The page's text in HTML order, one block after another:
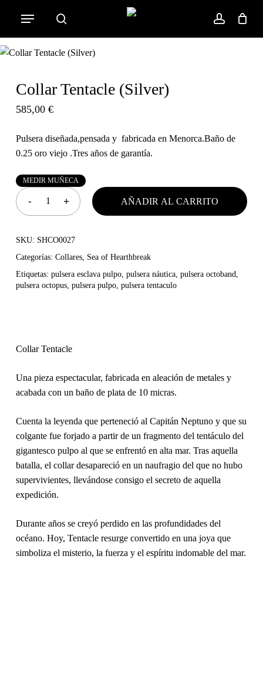
main
content
search account
Menu
Cart
Close
Collar Tentacle (Silver)
585,00 €
Pulsera diseñada,pensada y fabricada en Menorca.Baño de
0.25 oro viejo .Tres años de garantía.
MEDIR MUÑECA
AÑADIR AL CARRITO
SKU: SHCO0027
Categorías: Collares, Sea of Hearthbreak
Etiquetas: pulsera esclava pulpo, pulsera náutica, pulsera octoband
pulsera octopus, pulsera pulpo, pulsera tentaculo
Collar Tentacle
Una pieza espectacular, fabricada en aleación de metales y
acabada con un baño de plata de 10 micras.
Cuenta la leyenda que perteneció al Capitán Neptunoy que su
colgante fue forjado a partir de un fragmento del tentáculo del
gigantesco pulpo al que se enfrentó en alta mar. Tras aquella
batalla, el collar desapareció en un naufragio del que no hubo
supervivientes, llevándose consigo el secreto de aquella
expedición.
Durante años se creyó perdido en las profundidades del
océano. Hoy, Tentacleresurge convertido en una joya que
simboliza el misterio, la fuerza y el espíritu indomable del mar.